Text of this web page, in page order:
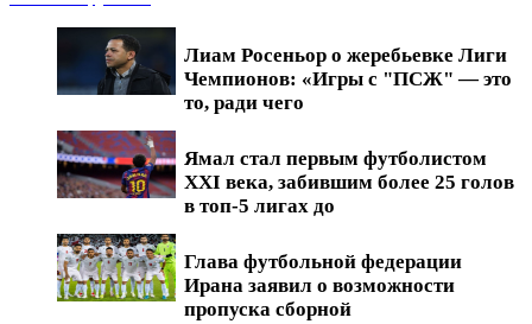
Лиам Росеньор о жеребьевке Лиги
Чемпионов: «Игры с "ПСЖ" — это
то, ради чего
Ямал стал первым футболистом
XXI века, забившим более 25 голов
в топ-5 лигах до
Глава футбольной федерации
Ирана заявил о возможности
пропуска сборной